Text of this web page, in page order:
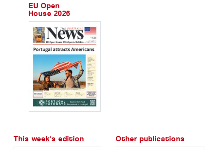
EU Open
House 2026
This week's edition Other publications